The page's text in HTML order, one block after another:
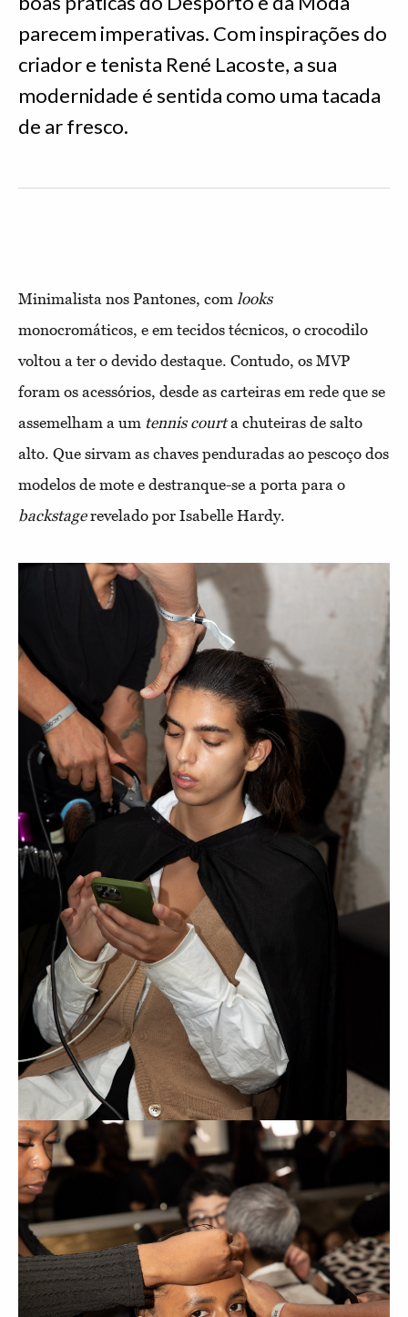
parecem imperativas. Com inspirações do
criador e tenista René Lacoste, a sua
modernidade é sentida como uma tacada
de ar fresco.
Minimalista nos Pantones, com looks
monocromáticos, e em tecidos técnicos, o crocodilo
voltou a ter o devido destaque. Contudo, os MVP
foram os acessórios, desde as carteiras em rede que se
assemelham a um tennis courta chuteiras de salto
alto. Que sirvam as chaves penduradas ao pescoço dos
modelos de mote e destranque-se a porta para o
backstagerevelado por Isabelle Hardy.